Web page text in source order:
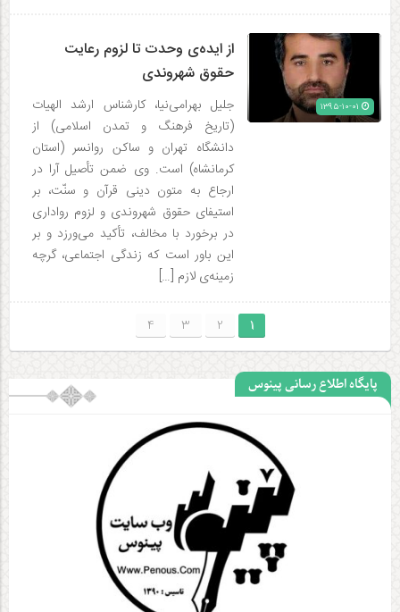
از ایده‌ی وحدت تا لزوم رعایت
حقوق شهروندی
جلیل بهرامی‌نیا، کارشناس ارشد الهیات
(تاریخ فرهنگ و تمدن اسلامی) از
دانشگاه تهران و ساکن روانسر (استان
کرمانشاه) است. وی ضمن تأصیل آرا در
ارجاع به متون دینی قرآن و سنّت، بر
استیفای حقوق شهروندی و لزوم رواداری
در برخورد با مخالف، تأکید می‌ورزد و بر
این باور است که زندگی اجتماعی، گرچه
زمینه‌ی لازم […]
1
2
3
4
پایگاه اطلاع رسانی پینوس